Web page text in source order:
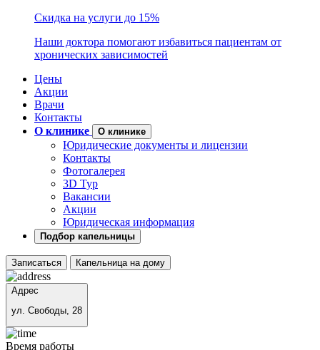
Скидка на услуги до 15%
Наши доктора помогают избавиться пациентам от
хронических зависимостей
Цены
Акции
Врачи
Контакты
О клинике
О клинике
Юридические документы и лицензии
Контакты
Фотогалерея
3D Тур
Вакансии
Акции
Юридическая информация
Подбор капельницы
Записаться Капельница на дому
Адрес
ул. Свободы, 28
Время работы